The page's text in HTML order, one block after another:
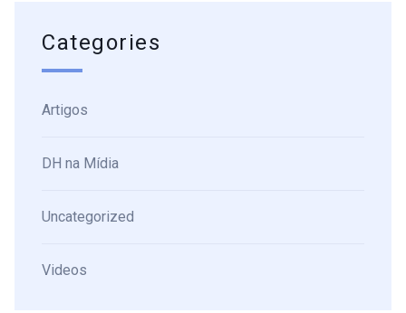
Categories
Artigos
DH na Mídia
Uncategorized
Videos